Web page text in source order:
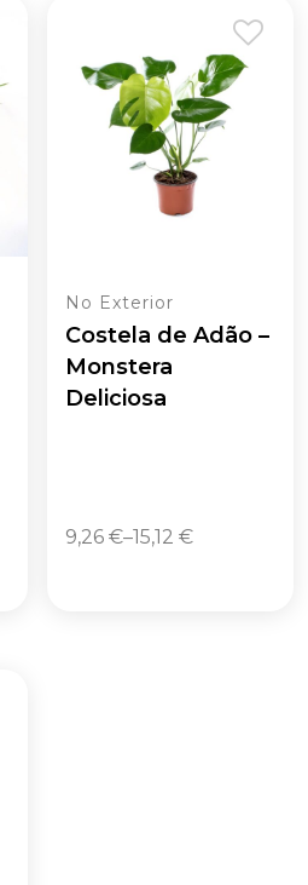
No Exterior
Costela de Adão –
Monstera
Deliciosa
9,26€–15,12€